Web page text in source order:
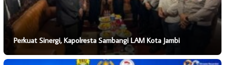
Perkuat Sinergi, Kapolresta Sambangi LAM Kota Jambi